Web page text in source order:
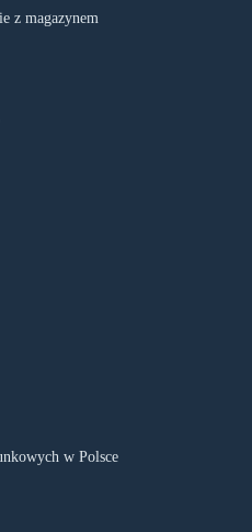
z magazynem
w Polsce